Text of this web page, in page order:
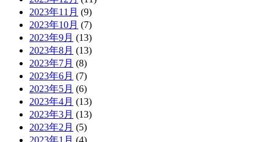
2023年11月 (9)
2023年10月 (7)
2023年9月 (13)
2023年8月 (13)
2023年7月 (8)
2023年6月 (7)
2023年5月 (6)
2023年4月 (13)
2023年3月 (13)
2023年2月 (5)
2023年1月 (4)